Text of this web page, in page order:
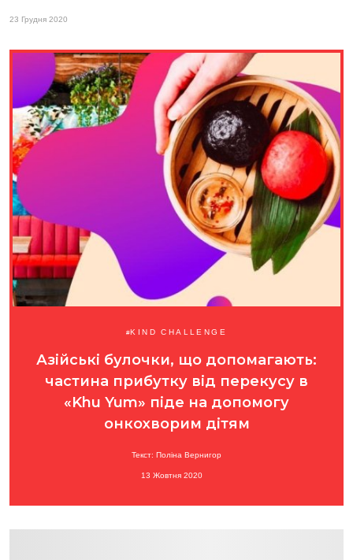
23 Грудня 2020
KIND CHALLENGE
Азійські булочки, що допомагають:
частина прибутку від перекусу в
«Khu Yum» піде на допомогу
онкохворим дітям
Текст: Поліна Вернигор
13 Жовтня 2020